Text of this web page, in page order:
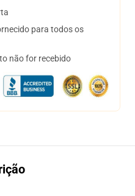
para todos os
não for recebido